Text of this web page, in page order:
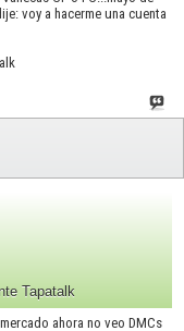
voy a hacerme una cuenta
Tapatalk
ahora no veo DMCs